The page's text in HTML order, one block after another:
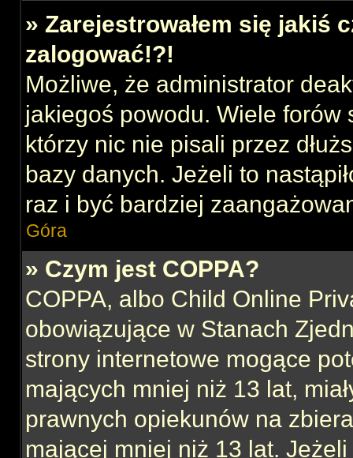
» Zarejestrowałem się jakiś
zalogować!?!
Możliwe, że administrator
jakiegoś powodu. Wiele forów
którzy nic nie pisali przez
bazy danych. Jeżeli to
raz i być bardziej
Góra
» Czym jest COPPA?
COPPA, albo Child Online
obowiązujące w Stanach
strony internetowe mogące
mających mniej niż 13 lat,
prawnych opiekunów na
mającej mniej niż 13 lat.